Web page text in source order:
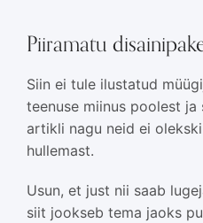
Piiramatu
Siin ei tule ilustatud
teenuse miinus poolest
artikli nagu neid ei
hullemast.
Usun, et just nii saab
siit jookseb tema jaoks